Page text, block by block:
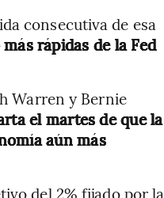
consecutiva de esa
rápidas de la Fed
Warren y Bernie
el martes de que la
aún más
del 2% fijado por la